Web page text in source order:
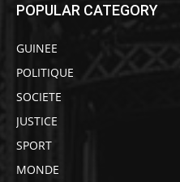
POPULAR CATEGORY
GUINEE
POLITIQUE
SOCIETE
JUSTICE
SPORT
MONDE